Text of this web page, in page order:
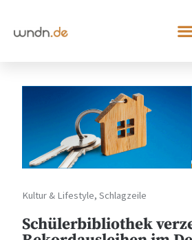
Kultur & Lifestyle,Schlagzeile
Schülerbibliothek